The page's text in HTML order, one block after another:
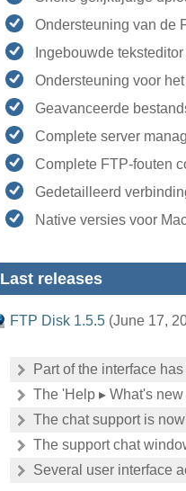
Ondersteuning van de
Ingebouwde
Ondersteuning voor
Geavanceerde
Complete server
Complete FTP-fouten
Gedetailleerd
Native versies voor
Last releases
FTP Disk 1.5.5 (June 17,
Part of the interface
The 'Help ▸ What's
The chat support is
The support chat
Several user interface